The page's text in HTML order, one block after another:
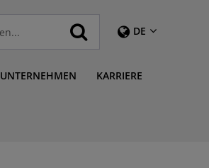
DE
UNTERNEHMEN KARRIERE